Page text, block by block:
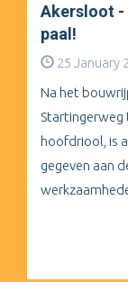
Akersloot -
paal!
25 January
Na het
Startingerweg
hoofdriool, is
gegeven aan